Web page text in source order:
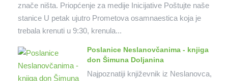
znače ništa. Priopćenje za medije Inicijative Poštujte naše
stanice U petak ujutro Prometova osamnaestica koja je
trebala krenuti u 9:30, krenula...
Poslanice Neslanovčanima - knjiga
don Šimuna Doljanina
Najpoznatiji književnik iz Neslanovca,